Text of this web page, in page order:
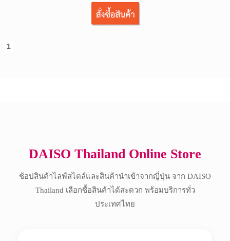
1
DAISO Thailand Online Store
ช้อปสินค้าไลฟ์สไตล์และสินค้านำเข้าจากญี่ปุ่น จาก DAISO
Thailand เลือกซื้อสินค้าได้สะดวก พร้อมบริการทั่ว
ประเทศไทย